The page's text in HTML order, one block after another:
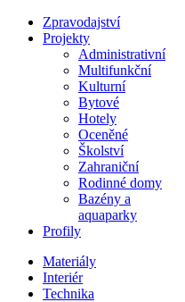
Zpravodajství
Projekty
Administrativní
Multifunkční
Kulturní
Bytové
Hotely
Oceněné
Školství
Zahraniční
Rodinné domy
Bazény a
aquaparky
Profily
Materiály
Interiér
Technika